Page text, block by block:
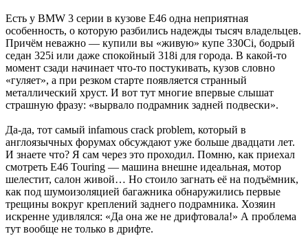
Есть у BMW 3 серии в кузове E46 одна неприятная
особенность, о которую разбились надежды тысяч владельцев.
Причём неважно — купили вы «живую» купе 330Ci, бодрый
седан 325i или даже спокойный 318i для города. В какой-то
момент сзади начинает что-то постукивать, кузов словно
«гуляет», а при резком старте появляется странный
металлический хруст. И вот тут многие впервые слышат
страшную фразу: «вырвало подрамник задней подвески».
Да-да, тот самый infamous crack problem, который в
англоязычных форумах обсуждают уже больше двадцати лет.
И знаете что? Я сам через это проходил. Помню, как приехал
смотреть E46 Touring — машина внешне идеальная, мотор
шелестит, салон живой… Но стоило загнать её на подъёмник,
как под шумоизоляцией багажника обнаружились первые
трещины вокруг креплений заднего подрамника. Хозяин
искренне удивлялся: «Да она же не дрифтовала!» А проблема
тут вообще не только в дрифте.